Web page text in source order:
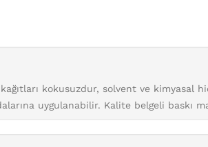
kokusuzdur, solvent ve kimyasal
uygulanabilir. Kalite belgeli baskı